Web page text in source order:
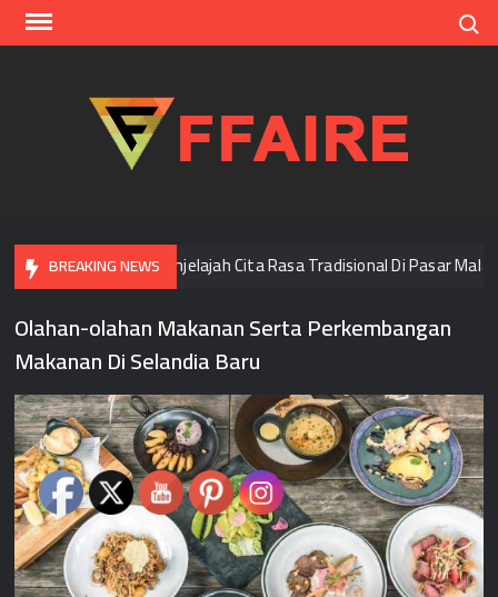
Skip
BREAKING NEWSMenjelajah Cita Rasa Tradisional Di Pasar Malam
Olahan-olahan Makanan Serta Perkembangan
Makanan Di Selandia Baru